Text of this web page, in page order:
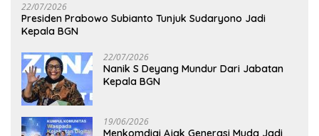
22/07/2026
Presiden Prabowo Subianto Tunjuk Sudaryono Jadi
Kepala BGN
22/07/2026
Nanik S Deyang Mundur Dari Jabatan
Kepala BGN
19/06/2026
Menkomdigi Ajak Generasi Muda Jadi